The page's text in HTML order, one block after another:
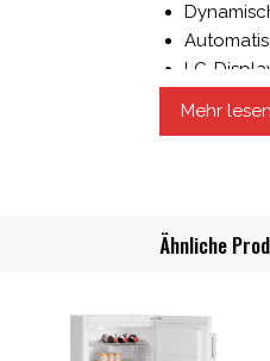
LC-
NEU
Mehr lesen
Ähnliche